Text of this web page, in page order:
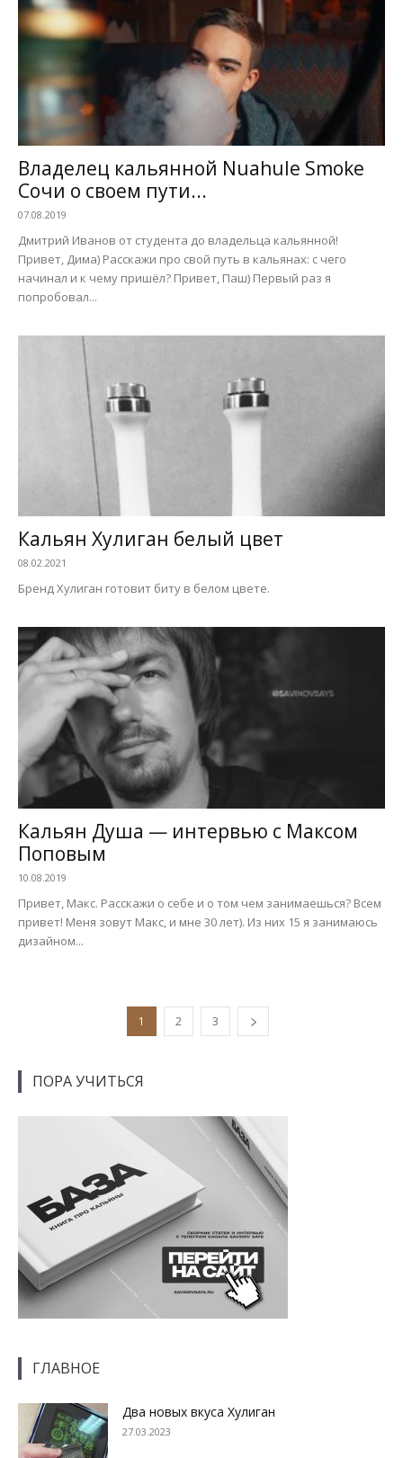
Владелец кальянной Nuahule Smoke
Сочи о своем пути...
07.08.2019
Дмитрий Иванов от студента до владельца кальянной!
Привет, Дима) Расскажи про свой путь в кальянах: с чего
начинал и к чему пришёл? Привет, Паш) Первый раз я
попробовал...
Кальян Хулиган белый цвет
08.02.2021
Бренд Хулиган готовит биту в белом цвете.
Кальян Душа — интервью с Максом
Поповым
10.08.2019
Привет, Макс. Расскажи о себе и о том чем занимаешься? Всем
привет! Меня зовут Макс, и мне 30 лет). Из них 15 я занимаюсь
дизайном...
1 2 3
ПОРА УЧИТЬСЯ
ГЛАВНОЕ
Два новых вкуса Хулиган
27.03.2023